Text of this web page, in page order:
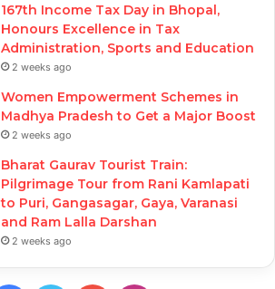
167th Income Tax Day in Bhopal,
Honours Excellence in Tax
Administration, Sports and Education
2 weeks ago
Women Empowerment Schemes in
Madhya Pradesh to Get a Major Boost
2 weeks ago
Bharat Gaurav Tourist Train:
Pilgrimage Tour from Rani Kamlapati
to Puri, Gangasagar, Gaya, Varanasi
and Ram Lalla Darshan
2 weeks ago